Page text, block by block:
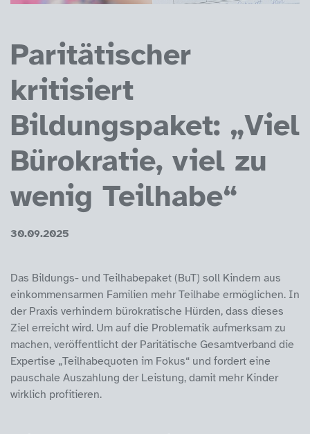
Paritätischer
kritisiert
Bildungspaket: „Viel
Bürokratie, viel zu
wenig Teilhabe“
30.09.2025
Das Bildungs- und Teilhabepaket (BuT) soll Kindern aus
einkommensarmen Familien mehr Teilhabe ermöglichen. In
der Praxis verhindern bürokratische Hürden, dass dieses
Ziel erreicht wird. Um auf die Problematik aufmerksam zu
machen, veröffentlicht der Paritätische Gesamtverband die
Expertise „Teilhabequoten im Fokus“ und fordert eine
pauschale Auszahlung der Leistung, damit mehr Kinder
wirklich profitieren.